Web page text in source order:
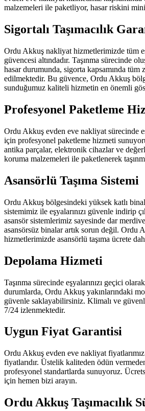
malzemeleri ile paketliyor, hasar riskini
Sigortalı Taşımacılık
Ordu Akkuş nakliyat hizmetlerimizde tüm
güvencesi altındadır. Taşınma sürecinde
hasar durumunda, sigorta kapsamında tüm
edilmektedir. Bu güvence, Ordu Akkuş
sunduğumuz kaliteli hizmetin en önemli
Profesyonel Paketleme
Ordu Akkuş evden eve nakliyat sürecinde
için profesyonel paketleme hizmeti
antika parçalar, elektronik cihazlar ve
koruma malzemeleri ile paketlenerek
Asansörlü Taşıma Sistemi
Ordu Akkuş bölgesindeki yüksek katlı
sistemimiz ile eşyalarınızı güvenle indirip
asansör sistemlerimiz sayesinde dar
asansörsüz binalar artık sorun değil. Ordu
hizmetlerimizde asansörlü taşıma ücrete
Depolama Hizmeti
Taşınma sürecinde eşyalarınızı geçici
durumlarda, Ordu Akkuş yakınlarındaki
güvenle saklayabilirsiniz. Klimalı ve
7/24 izlenmektedir.
Uygun Fiyat Garantisi
Ordu Akkuş evden eve nakliyat
fiyatlarıdır. Üstelik kaliteden ödün
profesyonel standartlarda sunuyoruz.
için hemen bizi arayın.
Ordu Akkuş Taşımacılık